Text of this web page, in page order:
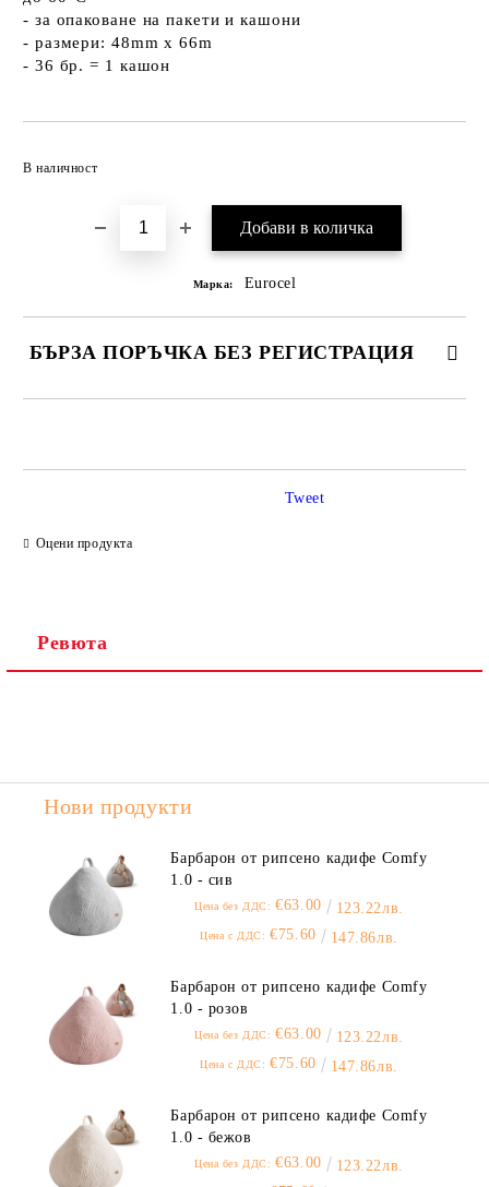
- за опаковане на пакети и кашони
- размери: 48mm x 66m
- 36 бр. = 1 кашон
В наличност
Марка: Eurocel
БЪРЗА ПОРЪЧКА БЕЗ РЕГИСТРАЦИЯ
Оцени продукта
Tweet
Ревюта
Нови продукти
Барбарон от рипсено кадифе Comfy
1.0 - сив
Цена без ДДС: €63.00 123.22лв.
Цена с ДДС: €75.60 147.86лв.
Барбарон от рипсено кадифе Comfy
1.0 - розов
Цена без ДДС: €63.00 123.22лв.
Цена с ДДС: €75.60 147.86лв.
Барбарон от рипсено кадифе Comfy
1.0 - бежов
Цена без ДДС: €63.00 123.22лв.